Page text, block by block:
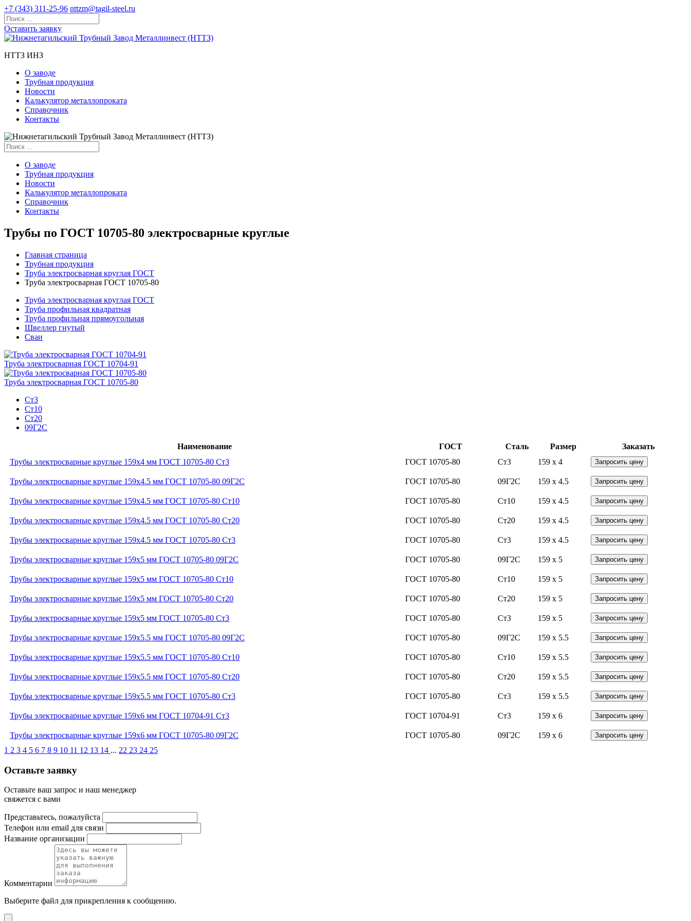
+7 (343) 311-25-96 nttzm@tagil-steel.ru
Оставить заявку
НТТЗ ИНЗ
О заводе
Трубная продукция
Новости
Калькулятор металлопроката
Справочник
Контакты
О заводе
Трубная продукция
Новости
Калькулятор металлопроката
Справочник
Контакты
Трубы по ГОСТ 10705-80 электросварные круглые
Главная страница
Трубная продукция
Труба электросварная круглая ГОСТ
Труба электросварная ГОСТ 10705-80
Труба электросварная круглая ГОСТ
Труба профильная квадратная
Труба профильная прямоугольная
Швеллер гнутый
Сваи
Труба электросварная ГОСТ 10704-91
Труба электросварная ГОСТ 10705-80
Ст3
Ст10
Ст20
09Г2С
Наименование ГОСТ Сталь Размер
Заказать
Трубы электросварные круглые 159x4 мм ГОСТ 10705-80 Ст3
ГОСТ 10705-80 Ст3 159 x 4 Запросить цену
Трубы электросварные круглые 159x4.5 мм ГОСТ 10705-80 09Г2С ГОСТ 10705-80 09Г2С 159 x 4.5 Запросить цену
Трубы электросварные круглые 159x4.5 мм ГОСТ 10705-80 Ст10 ГОСТ 10705-80 Ст10 159 x 4.5 Запросить цену
Трубы электросварные круглые 159x4.5 мм ГОСТ 10705-80 Ст20 ГОСТ 10705-80 Ст20 159 x 4.5 Запросить цену
Трубы электросварные круглые 159x4.5 мм ГОСТ 10705-80 Ст3 ГОСТ 10705-80 Ст3 159 x 4.5 Запросить цену
Трубы электросварные круглые 159x5 мм ГОСТ 10705-80 09Г2С ГОСТ 10705-80 09Г2С 159 x 5 Запросить цену
Трубы электросварные круглые 159x5 мм ГОСТ 10705-80 Ст10 ГОСТ 10705-80 Ст10 159 x 5 Запросить цену
Трубы электросварные круглые 159x5 мм ГОСТ 10705-80 Ст20 ГОСТ 10705-80 Ст20 159 x 5 Запросить цену
Трубы электросварные круглые 159x5 мм ГОСТ 10705-80 Ст3 ГОСТ 10705-80 Ст3 159 x 5 Запросить цену
Трубы электросварные круглые 159x5.5 мм ГОСТ 10705-80 09Г2С ГОСТ 10705-80 09Г2С 159 x 5.5 Запросить цену
Трубы электросварные круглые 159x5.5 мм ГОСТ 10705-80 Ст10 ГОСТ 10705-80 Ст10 159 x 5.5 Запросить цену
Трубы электросварные круглые 159x5.5 мм ГОСТ 10705-80 Ст20 ГОСТ 10705-80 Ст20 159 x 5.5 Запросить цену
Трубы электросварные круглые 159x5.5 мм ГОСТ 10705-80 Ст3 ГОСТ 10705-80 Ст3 159 x 5.5 Запросить цену
Трубы электросварные круглые 159x6 мм ГОСТ 10704-91 Ст3 ГОСТ 10704-91 Ст3 159 x 6 Запросить цену
Трубы электросварные круглые 159x6 мм ГОСТ 10705-80 09Г2С ГОСТ 10705-80 09Г2С 159 x 6 Запросить цену
1 2 3 4 5 6 7 8 9 10 11 12 13 14 ... 22 23 24 25
Оставьте заявку
Оставьте ваш запрос и наш менеджер
свяжется с вами
Представьтесь, пожалуйста
Телефон или email для связи
Название организации
Комментарии
Выберите файл для прикрепления к сообщению.